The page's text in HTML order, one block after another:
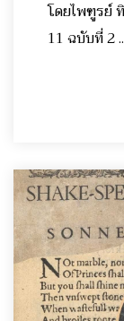
โดยไพฑูรย์
11 ฉบับที่ 2